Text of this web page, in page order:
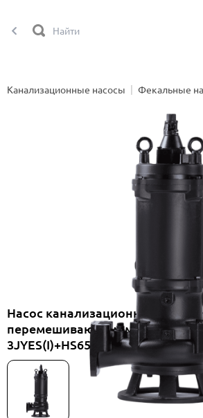
Канализационные насосы Фекальные
Насос канализационный
перемешивающим механизмом
3JYES(I)+HS65WQ